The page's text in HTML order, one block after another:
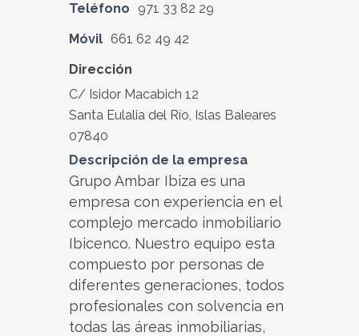
Teléfono
971 33 82 29
Móvil 661 62 49 42
Dirección
C/ Isidor Macabich 12
Santa Eulalia del Río, Islas Baleares
07840
Descripción de la empresa
Grupo Ambar Ibiza es una
empresa con experiencia en el
complejo mercado inmobiliario
Ibicenco. Nuestro equipo esta
compuesto por personas de
diferentes generaciones, todos
profesionales con solvencia en
todas las áreas inmobiliarias,